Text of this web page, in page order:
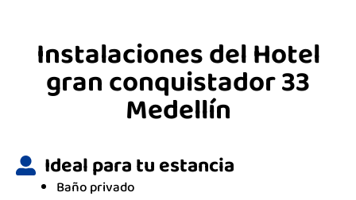
Instalaciones del Hotel
gran conquistador 33
Medellín
Ideal para tu estancia
Baño privado